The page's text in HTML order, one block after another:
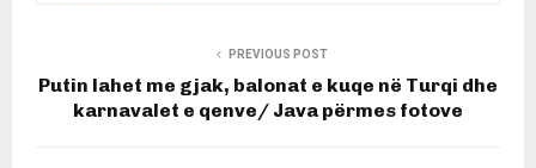
PREVIOUS POST
Putin lahet me gjak, balonat e kuqe në Turqi dhe
karnavalet e qenve/ Java përmes fotove